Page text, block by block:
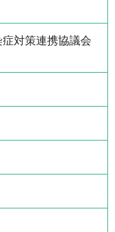
対策連携協議会